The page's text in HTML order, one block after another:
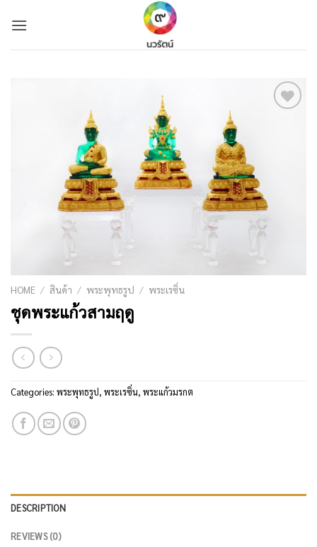
HOME / สินค้า / พระพุทธรูป / พระเรซิ่น
ชุดพระแก้วสามฤดู
Categories: พระพุทธรูป, พระเรซิ่น, พระแก้วมรกต
DESCRIPTION
REVIEWS (0)